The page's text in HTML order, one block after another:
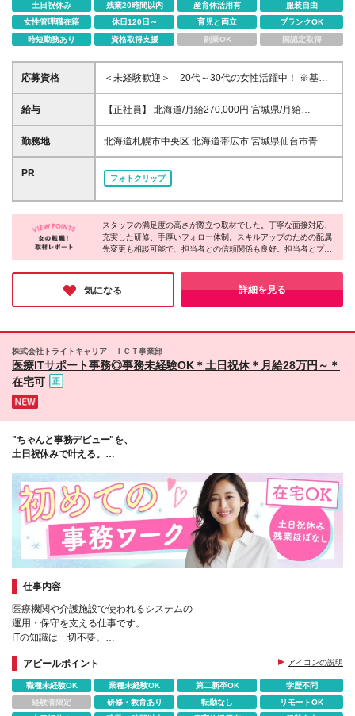
土日祝休み
残業20時間以内 産育休活用有
服装自由
女性管理職在籍
休日120日～ 育児と両立
ブランクOK
時短勤務あり
資格取得支援 副業OK 国認定取得
応募資格
＜未経験歓迎＞ 20代～30代の女性活躍中！ ※基本
的なPCスキル(Word・Excel等)をお持ちの方！ ＜他
にも下記の経験を活かせます＞ ・電子カルテやレセ
医療予約システムなどの使用経験 ・医療事務や受付
など医療機関での経験、他 【こんな方は歓迎】 〇医
に興味がある方 〇人の役に立つ仕事がしたい方 〇し
ランスを大切にしたい方 〇チームワークを大切にで
きる方 〇人間関係がいい職場で働きたい方 〇安定企
業で腰を据えて働きたい方 ◆業種未経験歓迎/職種未
経験歓迎 ◆学歴不問/第二新卒歓迎 ◆正社員経験不問/
フリーター歓迎 ◆資格不問/無資格OK ◆経験者歓迎/
ブランクOK ◆20代活躍中/30代活躍中/女性活躍中 ◆
ハローワークでお探しの方も歓迎 【下記業務の経験
析、IT事務、社内SE、ゲーム業界など
給与
【正社員】 北海道/月給270,000円 宮城県/月給
270,000円 茨城県/月給270,000円 埼玉県/月給
280,000円 千葉県/月給280,000円 東京都/月給
270,000円 愛知県/月給270,000円 三重県/月給
270,000円 奈良県/月給270,000円 岡山県/月給
270,000円 広島県/月給270,000円 香川県/月給
270,000円 福岡県/月給270,000円 佐賀県/月給
280,000円(基本給234,000円、固定残業代46,000円/
月25ｈ含む) 月給270,000円(基本給225,500円、固定
給229,000円、固定残業代27,000円/月15ｈ含む) ※超
過分別途支給 ※雇用形態・待遇・福利厚生については
勤務地
北海道札幌市中央区 北海道帯広市 宮城県仙台市青葉
区 茨城県水戸市 埼玉県さいたま市大宮区 埼玉県川口
市 千葉県千葉市中央区 東京都葛飾区 東京都江戸川区
東京都港区 東京都荒川区 東京都渋谷区 東京都新宿区
東京都杉並区 東京都世田谷区 東京都千代田区 東京都
足立区 東京都台東区 東京都大田区 東京都中央区 東京
都中野区 東京都板橋区 東京都品川区 東京都文京区 東
京都北区 神奈川県横浜市港北区 新潟県新潟市中央区
岐阜県大垣市 静岡県静岡市葵区 愛知県刈谷市 愛知県
南区 大阪府高槻市 大阪府吹田市 大阪府大阪市中央区
兵庫県神戸市中央区 奈良県橿原市 奈良県奈良市 岡山
PR
フォトクリップ
スタッフの満足度の高さが際立つ取材でした。丁寧な面接対応、
充実した研修、手厚いフォロー体制。スキルアップのための配属
先変更も相談可能で、担当者との信頼関係も良好。担当者とプラ
イベートで交流する人もいるそうです。あなたの挑戦を温かく見
守り、成功を全力で応援してくれる。そんな会社で、新しいスタ
ートを切りませんか？
気になる 詳細を見る
株式会社トライトキャリア ＩＣＴ事業部
医療ITサポート事務◎事務未経験OK＊土日祝休＊月給28万円～＊
在宅可
"ちゃんと事務デビュー"を、
土日祝休みで叶える。
仕事内容
医療機関や介護施設で使われるシステムの
運用・保守を支える仕事です。
ITの知識は一切不要。
安心して事務デビューできる環境です◎
アピールポイント アイコンの説明
職種未経験OK 業種未経験OK 第二新卒OK
学歴不問
経験者限定
研修・教育あり 転勤なし
リモートOK